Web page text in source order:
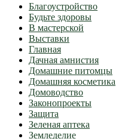
Благоустройство
Будьте здоровы
В мастерской
Выставки
Главная
Дачная амнистия
Домашние питомцы
Домашняя косметика
Домоводство
Законопроекты
Защита
Зеленая аптека
Земледелие